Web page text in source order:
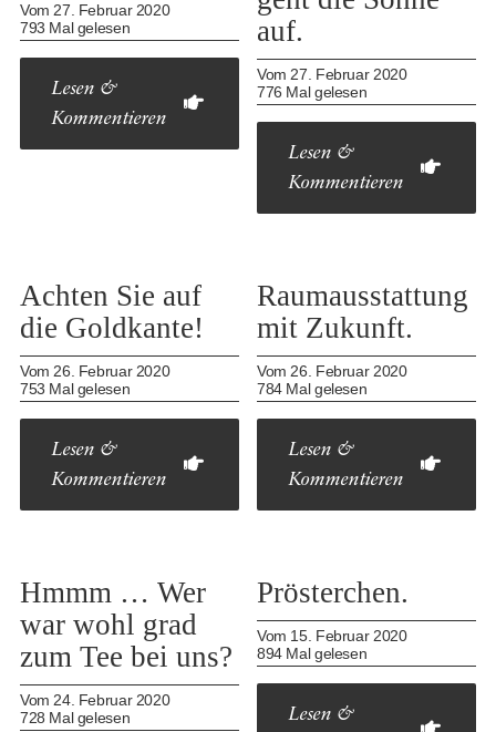
Vom 27. Februar 2020
793 Mal gelesen
Lesen &
Kommentieren
auf.
Vom 27. Februar 2020
776 Mal gelesen
Lesen &
Kommentieren
Achten Sie auf
die Goldkante!
Vom 26. Februar 2020
753 Mal gelesen
Lesen &
Kommentieren
Raumausstattung
mit Zukunft.
Vom 26. Februar 2020
784 Mal gelesen
Lesen &
Kommentieren
Hmmm … Wer
war wohl grad
zum Tee bei uns?
Vom 24. Februar 2020
728 Mal gelesen
Prösterchen.
Vom 15. Februar 2020
894 Mal gelesen
Lesen &